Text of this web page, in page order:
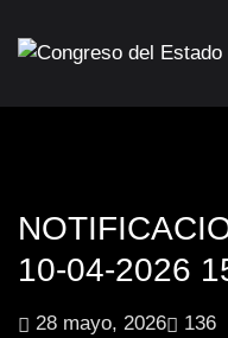
10-04-2026
28 mayo, 2026
136